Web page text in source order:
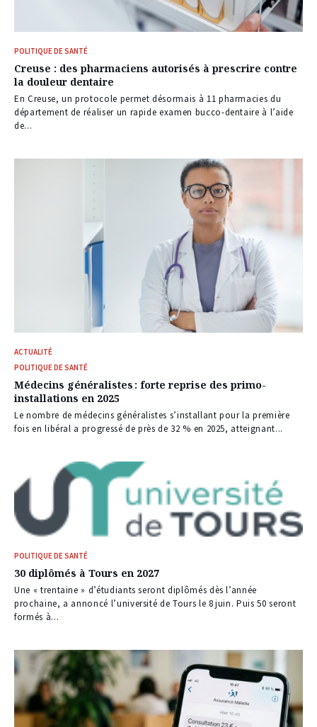
POLITIQUE DE SANTÉ
Creuse : des pharmaciens autorisés à prescrire contre
la douleur dentaire
En Creuse, un protocole permet désormais à 11 pharmacies du
département de réaliser un rapide examen bucco-dentaire à l’aide
de...
ACTUALITÉ
POLITIQUE DE SANTÉ
Médecins généralistes : forte reprise des primo-
installations en 2025
Le nombre de médecins généralistes s’installant pour la première
fois en libéral a progressé de près de 32 % en 2025, atteignant...
POLITIQUE DE SANTÉ
30 diplômés à Tours en 2027
Une « trentaine » d’étudiants seront diplômés dès l’année
prochaine, a annoncé l’université de Tours le 8 juin. Puis 50 seront
formés à...